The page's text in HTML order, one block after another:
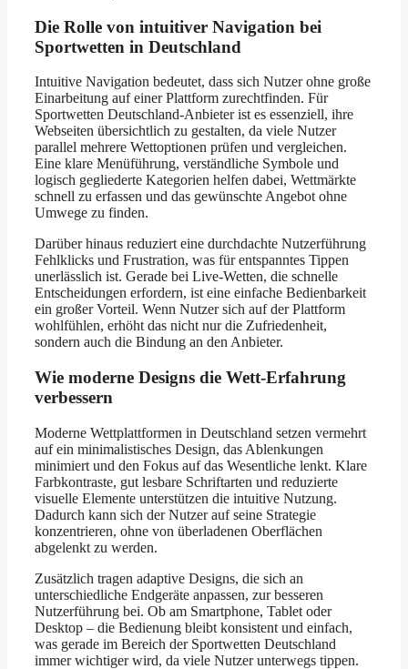
Die Rolle von intuitiver Navigation bei
Sportwetten in Deutschland
Intuitive Navigation bedeutet, dass sich Nutzer ohne große
Einarbeitung auf einer Plattform zurechtfinden. Für
Sportwetten Deutschland-Anbieter ist es essenziell, ihre
Webseiten übersichtlich zu gestalten, da viele Nutzer
parallel mehrere Wettoptionen prüfen und vergleichen.
Eine klare Menüführung, verständliche Symbole und
logisch gegliederte Kategorien helfen dabei, Wettmärkte
schnell zu erfassen und das gewünschte Angebot ohne
Umwege zu finden.
Darüber hinaus reduziert eine durchdachte Nutzerführung
Fehlklicks und Frustration, was für entspanntes Tippen
unerlässlich ist. Gerade bei Live-Wetten, die schnelle
Entscheidungen erfordern, ist eine einfache Bedienbarkeit
ein großer Vorteil. Wenn Nutzer sich auf der Plattform
wohlfühlen, erhöht das nicht nur die Zufriedenheit,
sondern auch die Bindung an den Anbieter.
Wie moderne Designs die Wett-Erfahrung
verbessern
Moderne Wettplattformen in Deutschland setzen vermehrt
auf ein minimalistisches Design, das Ablenkungen
minimiert und den Fokus auf das Wesentliche lenkt. Klare
Farbkontraste, gut lesbare Schriftarten und reduzierte
visuelle Elemente unterstützen die intuitive Nutzung.
Dadurch kann sich der Nutzer auf seine Strategie
konzentrieren, ohne von überladenen Oberflächen
abgelenkt zu werden.
Zusätzlich tragen adaptive Designs, die sich an
unterschiedliche Endgeräte anpassen, zur besseren
Nutzerführung bei. Ob am Smartphone, Tablet oder
Desktop – die Bedienung bleibt konsistent und einfach,
was gerade im Bereich der Sportwetten Deutschland
immer wichtiger wird, da viele Nutzer unterwegs tippen.